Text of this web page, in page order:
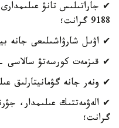
✔ جاراتىلىس تانۋ
9188 گرانت؛
✔ اۋىل شارۋاشىلىعى جانە
✔ قىزمەت كورسەتۋ سالاسى - 2170
✔ ونەر جانە گۋمانيتارلىق عىلىمدار -
گرانت؛